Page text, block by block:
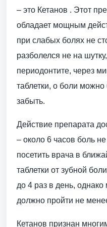
– это Кетанов . Этот
обладает мощным
при слабых болях не
разболелся не на
периодонтите, через
таблетки, о боли
забыть.
Действие препарата
– около 6 часов боль
посетить врача в
таблетки от зубной
до 4 раз в день,
должно пройти не
Кетанов признан